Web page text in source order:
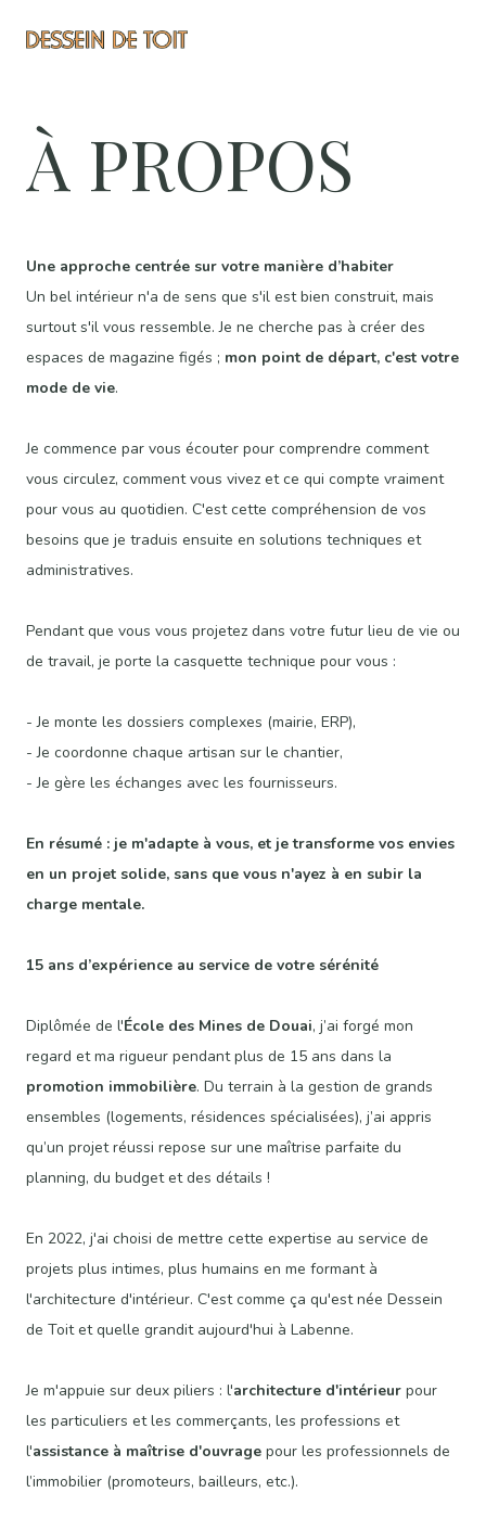
À PROPOS
Une approche centrée sur votre manière d’habiter
Un bel intérieur n'a de sens que s'il est bien construit, mais
surtout s'il vous ressemble. Je ne cherche pas à créer des
espaces de magazine figés ; mon point de départ, c'est votre
mode de vie.
Je commence par vous écouter pour comprendre comment
vous circulez, comment vous vivez et ce qui compte vraiment
pour vous au quotidien. C'est cette compréhension de vos
besoins que je traduis ensuite en solutions techniques et
administratives.
Pendant que vous vous projetez dans votre futur lieu de vie ou
de travail, je porte la casquette technique pour vous :
- Je monte les dossiers complexes (mairie, ERP),
- Je coordonne chaque artisan sur le chantier,
- Je gère les échanges avec les fournisseurs.
En résumé : je m'adapte à vous, et je transforme vos envies
en un projet solide, sans que vous n'ayez à en subir la
charge mentale.
15 ans d’expérience au service de votre sérénité
Diplômée de l'École des Mines de Douai, j’ai forgé mon
regard et ma rigueur pendant plus de 15 ans dans la
promotion immobilière. Du terrain à la gestion de grands
ensembles (logements, résidences spécialisées), j’ai appris
qu’un projet réussi repose sur une maîtrise parfaite du
planning, du budget et des détails !
En 2022, j'ai choisi de mettre cette expertise au service de
projets plus intimes, plus humains en me formant à
l'architecture d'intérieur. C'est comme ça qu'est née Dessein
de Toit et quelle grandit aujourd'hui à Labenne.
Je m'appuie sur deux piliers : l'architecture d'intérieur pour
les particuliers et les commerçants, les professions et
l'assistance à maîtrise d'ouvrage pour les professionnels de
l’immobilier (promoteurs, bailleurs, etc.).